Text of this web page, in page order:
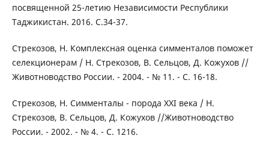
посвященной 25-летию Независимости Республики
Таджикистан. 2016. С.34-37.
Стрекозов, Н. Комплексная оценка симменталов поможет
селекционерам / Н. Стрекозов, В. Сельцов, Д. Кожухов //
Животноводство России. - 2004. - № 11. - С. 16-18.
Стрекозов, Н. Симменталы - порода XXI века / Н.
Стрекозов, В. Сельцов, Д. Кожухов //Животноводство
России. - 2002. - № 4. - С. 1216.